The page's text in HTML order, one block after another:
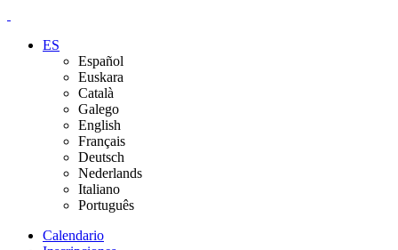
ES
Español
Euskara
Català
Galego
English
Français
Deutsch
Nederlands
Italiano
Português
Calendario